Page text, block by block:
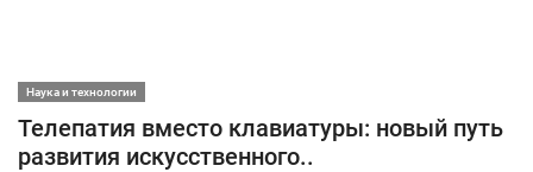
Наука и технологии
Телепатия вместо клавиатуры: новый путь
развития искусственного..